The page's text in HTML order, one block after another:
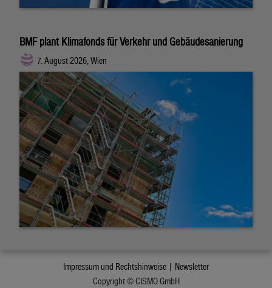
BMF plant Klimafonds für Verkehr und Gebäudesanierung
7. August 2026, Wien
Impressum und Rechtshinweise | Newsletter
Copyright © CISMO GmbH